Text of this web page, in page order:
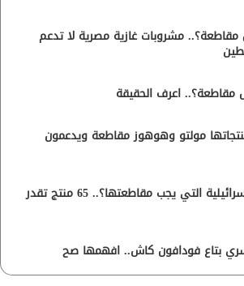
مشروبات غازية مصرية لا تدعم
اعرف الحقيقة
مولتو وهوهوز مقاطعة ويدعمون
ما هي المنتجات الإسرائيلية التي يجب مقاطعتها؟.. 65 منتج تقدر
بتاع فودافون كاش.. افهمها صح